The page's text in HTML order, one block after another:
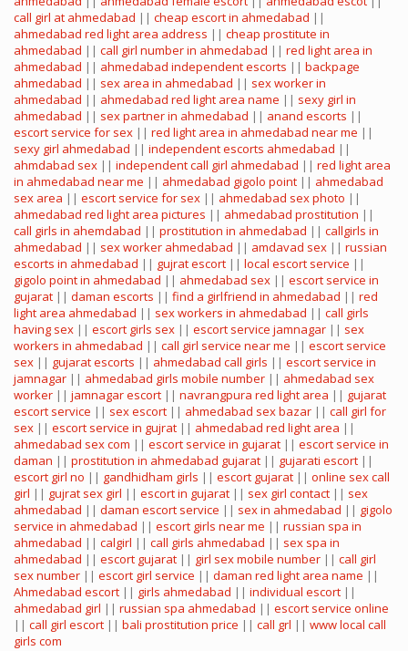
call girl at ahmedabad || cheap escort in ahmedabad ||
ahmedabad red light area address || cheap prostitute in
ahmedabad || call girl number in ahmedabad || red light area in
ahmedabad || ahmedabad independent escorts || backpage
ahmedabad || sex area in ahmedabad || sex worker in
ahmedabad || ahmedabad red light area name || sexy girl in
ahmedabad || sex partner in ahmedabad || anand escorts ||
escort service for sex || red light area in ahmedabad near me ||
sexy girl ahmedabad || independent escorts ahmedabad ||
ahmdabad sex || independent call girl ahmedabad || red light area
in ahmedabad near me || ahmedabad gigolo point || ahmedabad
sex area || escort service for sex || ahmedabad sex photo ||
ahmedabad red light area pictures || ahmedabad prostitution ||
call girls in ahemdabad || prostitution in ahmedabad || callgirls in
ahmedabad || sex worker ahmedabad || amdavad sex || russian
escorts in ahmedabad || gujrat escort || local escort service ||
gigolo point in ahmedabad || ahmedabad sex || escort service in
gujarat || daman escorts || find a girlfriend in ahmedabad || red
light area ahmedabad || sex workers in ahmedabad || call girls
having sex || escort girls sex || escort service jamnagar || sex
workers in ahmedabad || call girl service near me || escort service
sex || gujarat escorts || ahmedabad call girls || escort service in
jamnagar || ahmedabad girls mobile number || ahmedabad sex
worker || jamnagar escort || navrangpura red light area || gujarat
escort service || sex escort || ahmedabad sex bazar || call girl for
sex || escort service in gujrat || ahmedabad red light area ||
ahmedabad sex com || escort service in gujarat || escort service in
daman || prostitution in ahmedabad gujarat || gujarati escort ||
escort girl no || gandhidham girls || escort gujarat || online sex call
girl || gujrat sex girl || escort in gujarat || sex girl contact || sex
ahmedabad || daman escort service || sex in ahmedabad || gigolo
service in ahmedabad || escort girls near me || russian spa in
ahmedabad || calgirl || call girls ahmedabad || sex spa in
ahmedabad || escort gujarat || girl sex mobile number || call girl
sex number || escort girl service || daman red light area name ||
Ahmedabad escort || girls ahmedabad || individual escort ||
ahmedabad girl || russian spa ahmedabad || escort service online
|| call girl escort || bali prostitution price || call grl || www local call
girls com